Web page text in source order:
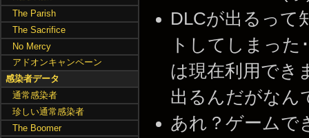
DLCが出るって
トしてしまっ
は現在利用でき
出るんだがなん
あれ？ゲームで
The Parish
The Sacrifice
No Mercy
アドオンキャンペーン
感染者データ
通常感染者
珍しい通常感染者
The Boomer